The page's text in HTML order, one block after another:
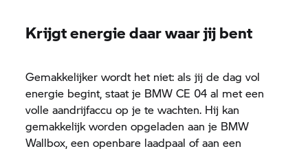
Krijgt energie daar waar jij bent
Gemakkelijker wordt het niet: als jij de dag vol
energie begint, staat je BMW CE 04 al met een
volle aandrijfaccu op je te wachten. Hij kan
gemakkelijk worden opgeladen aan je BMW
Wallbox, een openbare laadpaal of aan een